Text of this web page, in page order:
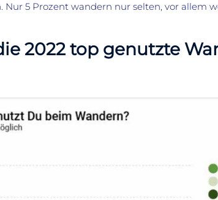
Nur 5 Prozent wandern nur selten, vor allem
2022 top genutzte